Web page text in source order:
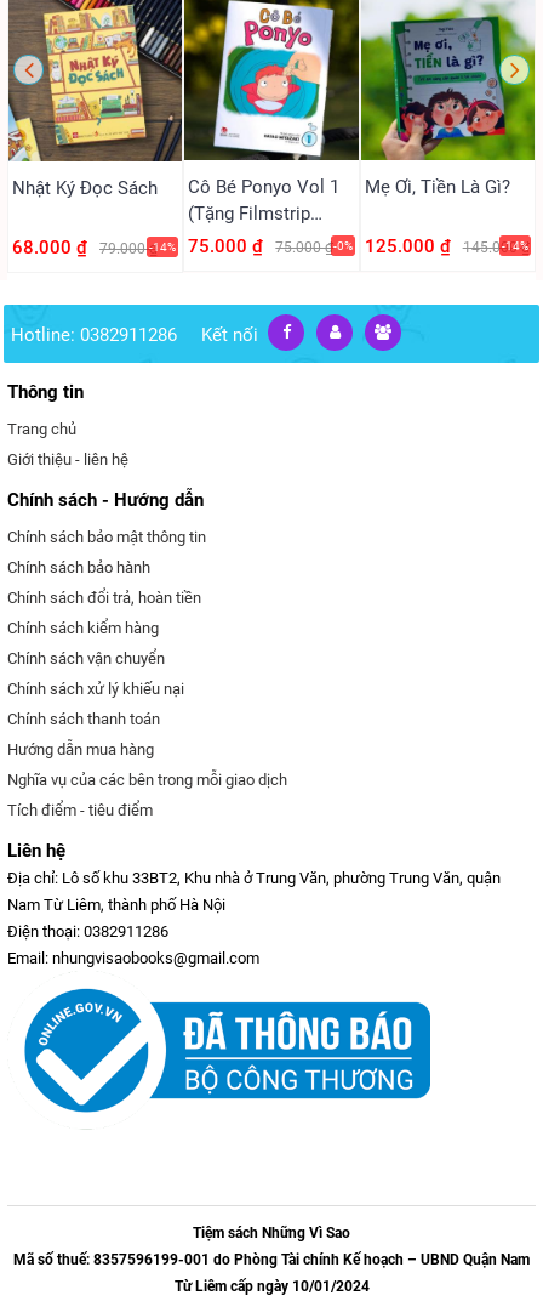
Nhật Ký Đọc Sách
68.000 ₫ 79.000 ₫-14%
Cô Bé Ponyo Vol 1
(Tặng Filmstrip
PVC)
75.000 ₫ 75.000 ₫-0%
Mẹ Ơi, Tiền Là Gì?
125.000 ₫ 145.000 ₫
-14%
Hotline: 0382911286 Kết nối
Thông tin
Trang chủ
Giới thiệu - liên hệ
Chính sách - Hướng dẫn
Chính sách bảo mật thông tin
Chính sách bảo hành
Chính sách đổi trả, hoàn tiền
Chính sách kiểm hàng
Chính sách vận chuyển
Chính sách xử lý khiếu nại
Chính sách thanh toán
Hướng dẫn mua hàng
Nghĩa vụ của các bên trong mỗi giao dịch
Tích điểm - tiêu điểm
Liên hệ
Địa chỉ: Lô số khu 33BT2, Khu nhà ở Trung Văn, phường Trung Văn, quận
Nam Từ Liêm, thành phố Hà Nội
Điện thoại: 0382911286
Email: nhungvisaobooks@gmail.com
Tiệm sách Những Vì Sao
Mã số thuế: 8357596199-001 do Phòng Tài chính Kế hoạch – UBND Quận Nam
Từ Liêm cấp ngày 10/01/2024